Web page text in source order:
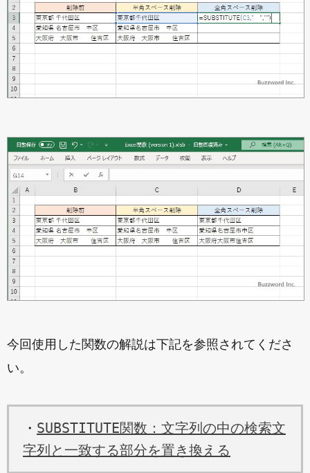
今回使用した関数の解説は下記を参照されてくださ
い。
・ SUBSTITUTE関数：文字列の中の検索文
字列と一致する部分を置き換える